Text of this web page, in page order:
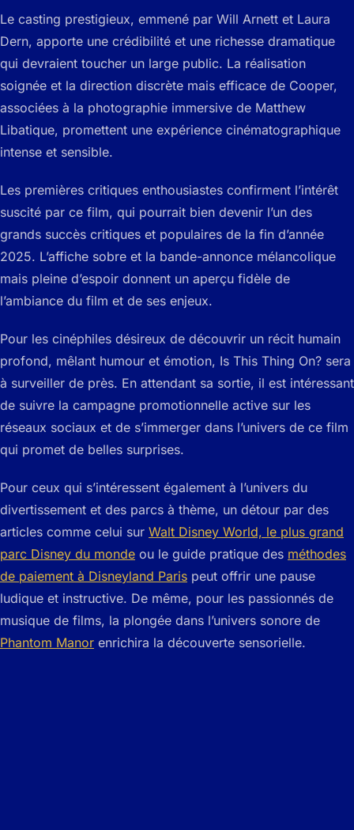
Le casting prestigieux, emmené par Will Arnett et Laura
Dern, apporte une crédibilité et une richesse dramatique
qui devraient toucher un large public. La réalisation
soignée et la direction discrète mais efficace de Cooper,
associées à la photographie immersive de Matthew
Libatique, promettent une expérience cinématographique
intense et sensible.
Les premières critiques enthousiastes confirment l’intérêt
suscité par ce film, qui pourrait bien devenir l’un des
grands succès critiques et populaires de la fin d’année
2025. L’affiche sobre et la bande-annonce mélancolique
mais pleine d’espoir donnent un aperçu fidèle de
l’ambiance du film et de ses enjeux.
Pour les cinéphiles désireux de découvrir un récit humain
profond, mêlant humour et émotion, Is This Thing On? sera
à surveiller de près. En attendant sa sortie, il est intéressant
de suivre la campagne promotionnelle active sur les
réseaux sociaux et de s’immerger dans l’univers de ce film
qui promet de belles surprises.
Pour ceux qui s’intéressent également à l’univers du
divertissement et des parcs à thème, un détour par des
articles comme celui sur Walt Disney World, le plus grand
parc Disney du monde ou le guide pratique des méthodes
de paiement à Disneyland Paris peut offrir une pause
ludique et instructive. De même, pour les passionnés de
musique de films, la plongée dans l’univers sonore de
Phantom Manor enrichira la découverte sensorielle.